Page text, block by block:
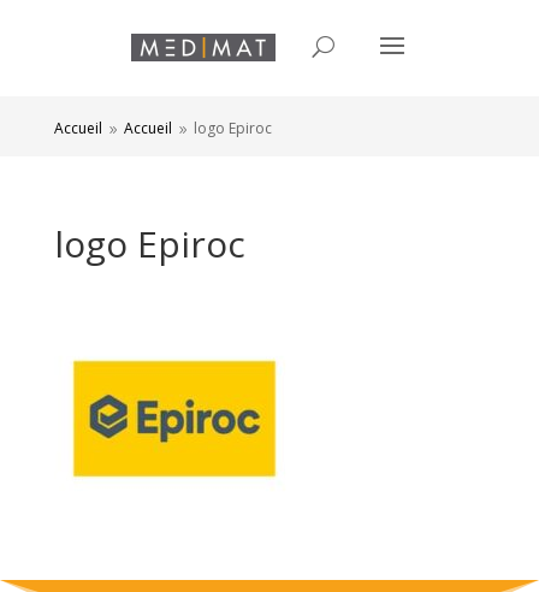
Accueil 9 Accueil 9 logo Epiroc
logo Epiroc